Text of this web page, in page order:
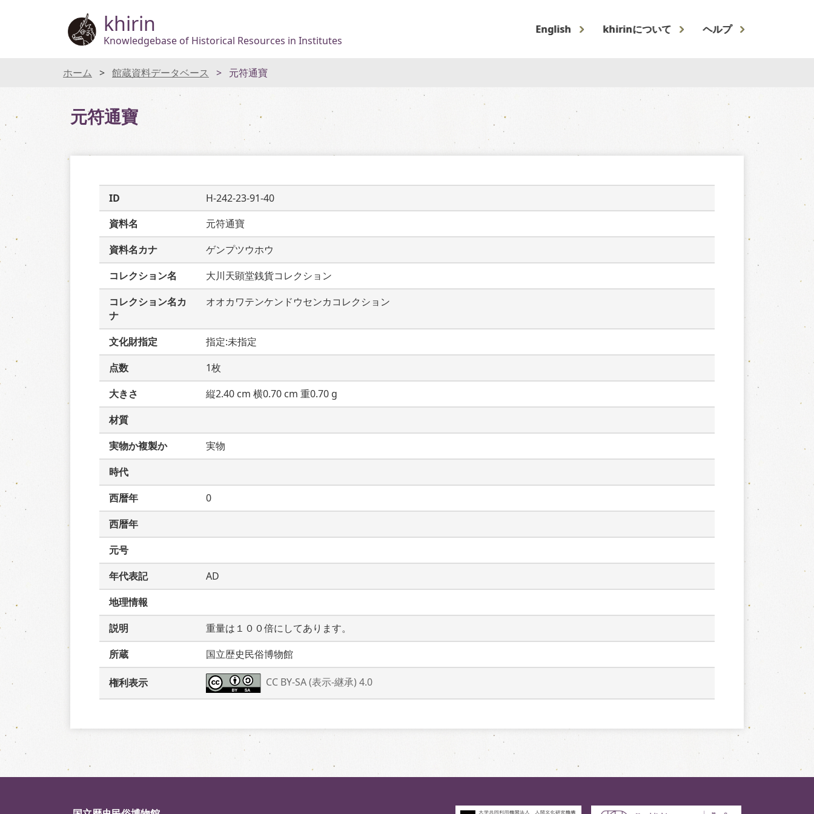
khirin
Knowledgebase of Historical Resources in Institutes
English khirinについて ヘルプ
ホーム 館蔵資料データベース 元符通寶
元符通寶
ID
H-242-23-91-40
資料名
元符通寶
資料名カナ
ゲンプツウホウ
コレクション名
大川天顕堂銭貨コレクション
コレクション名カ
ナ
オオカワテンケンドウセンカコレクション
文化財指定
指定:未指定
点数
1枚
大きさ
縦2.40 cm 横0.70 cm 重0.70 g
材質
実物か複製か
実物
時代
西暦年
0
西暦年
元号
年代表記
AD
地理情報
説明
重量は１００倍にしてあります。
所蔵
国立歴史民俗博物館
権利表示 CC BY-SA (表示-継承) 4.0